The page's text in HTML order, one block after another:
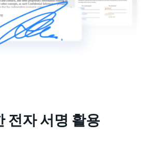
전자 서명 활용